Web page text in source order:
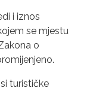
i iznos
se mjestu
o
turističke